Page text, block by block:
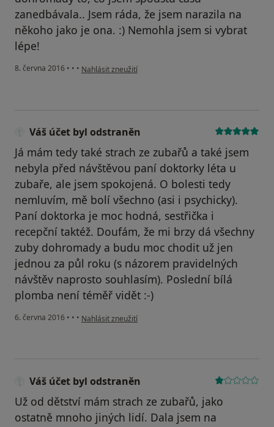
zanedbávala.. Jsem ráda, že jsem narazila na
někoho jako je ona. :) Nemohla jsem si vybrat
lépe!
8. června 2016 • • • podle názoru uživatele Váš účet byl odstraněn
Nahlásit zneužití
Váš účet byl odstraněn
Já mám tedy také strach ze zubařů a také jsem
nebyla před návštěvou paní doktorky léta u
zubaře, ale jsem spokojená. O bolesti tedy
nemluvím, mě bolí všechno (asi i psychicky).
Paní doktorka je moc hodná, sestřička i
recepční taktéž. Doufám, že mi brzy dá všechny
zuby dohromady a budu moc chodit už jen
jednou za půl roku (s názorem pravidelných
návštěv naprosto souhlasím). Poslední bílá
plomba není téměř vidět :-)
6. června 2016 • • • podle názoru uživatele Váš účet byl odstraněn
Nahlásit zneužití
Váš účet byl odstraněn
Už od dětství mám strach ze zubařů, jako
ostatně mnoho jiných lidí. Dala jsem na